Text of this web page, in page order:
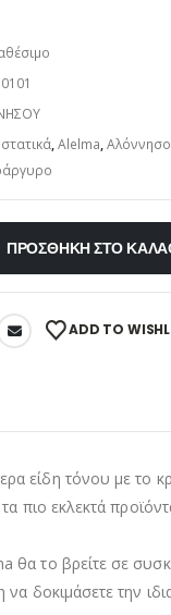
,Alelma,
ΠΡΟΣΘΉΚΗ ΣΤΟ
ADD TO
είδη τόνου με το
πιο εκλεκτά
το βρείτε σε
δοκιμάσετε την